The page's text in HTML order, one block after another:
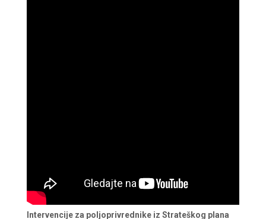
Intervencije za poljoprivrednike iz Strateškog plana